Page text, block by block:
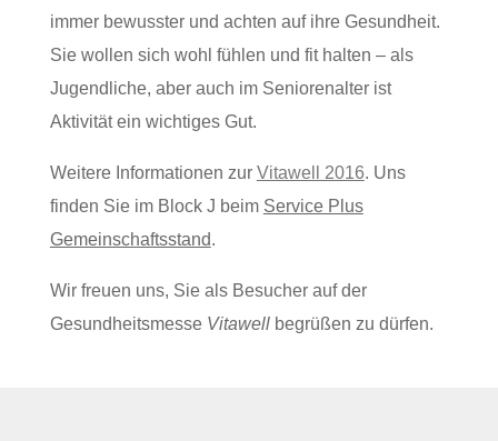
immer bewusster und achten auf ihre Gesundheit.
Sie wollen sich wohl fühlen und fit halten – als
Jugendliche, aber auch im Seniorenalter ist
Aktivität ein wichtiges Gut.
Weitere Informationen zur Vitawell 2016. Uns
finden Sie im Block J beim Service Plus
Gemeinschaftsstand.
Wir freuen uns, Sie als Besucher auf der
Gesundheitsmesse Vitawellbegrüßen zu dürfen.